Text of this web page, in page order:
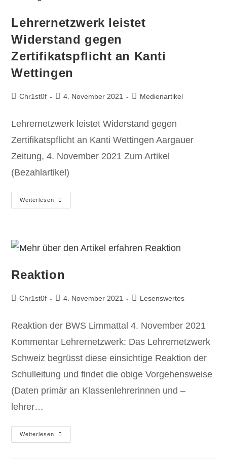
Lehrernetzwerk leistet
Widerstand gegen
Zertifikatspflicht an Kanti
Wettingen
Chr1st0f 4. November 2021 Medienartikel
Lehrernetzwerk leistet Widerstand gegen
Zertifikatspflicht an Kanti Wettingen Aargauer
Zeitung, 4. November 2021 Zum Artikel
(Bezahlartikel)
Weiterlesen
Reaktion
Chr1st0f 4. November 2021 Lesenswertes
Reaktion der BWS Limmattal 4. November 2021
Kommentar Lehrernetzwerk: Das Lehrernetzwerk
Schweiz begrüsst diese einsichtige Reaktion der
Schulleitung und findet die obige Vorgehensweise
(Daten primär an Klassenlehrerinnen und –
lehrer…
Weiterlesen